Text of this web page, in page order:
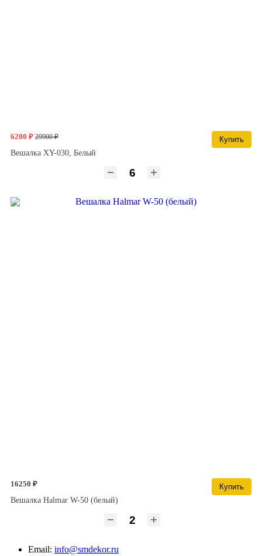
6200 ₽ 29900 ₽
Купить
Вешалка XY-030, Белый
16250 ₽
Купить
Вешалка Halmar W-50 (белый)
Email: info@smdekor.ru